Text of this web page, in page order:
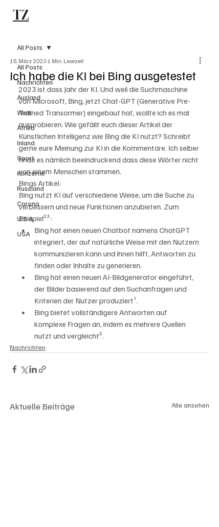
TZ
All Posts
Nachrichten
Ausland
Welt
Afrika
Inland
Sport
Konzerne
Russland
Corona
U.S.A
USA
All Posts
Ich habe die KI bei Bing ausgetestet
18. März 2023 1 Min. Lesezeit
2023 ist dass Jahr der KI. Und weil die Suchmaschine
von Microsoft, Bing, jetzt Chat-GPT (Generative Pre-
Trained Transormer) eingebaut hat, wollte ich es mal
ausprobieren. Wie gefällt euch dieser Artikel der
Künstlichen Intelligenz wie Bing die KI nutzt? Schreibt
gerne eure Meinung zur KI in die Kommentare. Ich selber
finde es nämlich beeindruckend dass diese Wörter nicht
von einem Menschen stammen.
Bings Artikel:
Bing nutzt KI auf verschiedene Weise, um die Suche zu
verbessern und neue Funktionen anzubieten. Zum
Beispiel²³:
Bing hat einen neuen Chatbot namens ChatGPT
integriert, der auf natürliche Weise mit den Nutzern
kommunizieren kann und ihnen hilft, Antworten zu
finden oder Inhalte zu generieren.
Bing hat einen neuen AI-Bildgenerator eingeführt,
der Bilder basierend auf den Suchanfragen und
Kriterien der Nutzer produziert¹.
Bing bietet vollständigere Antworten auf
komplexe Fragen an, indem es mehrere Quellen
nutzt und vergleicht².
Nachrichten
Aktuelle Beiträge Alle ansehen